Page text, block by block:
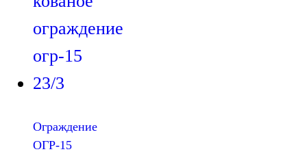
Ограждение
ОГР-15